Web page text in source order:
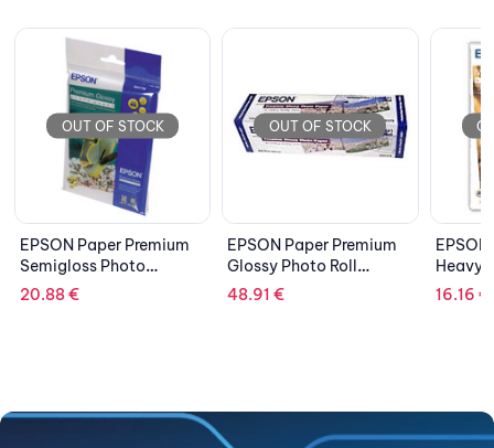
STOCK
Premium
Photo
OUT OF STOCK
EPSON Paper Premium
Glossy Photo Roll
OUT OF STOCK
EPSON Paper Matte
Heavyweight